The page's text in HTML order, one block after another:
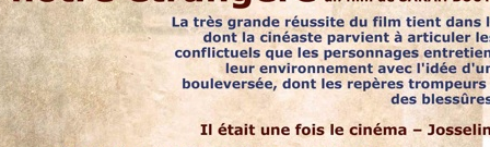
Notre étrangèreest visible par